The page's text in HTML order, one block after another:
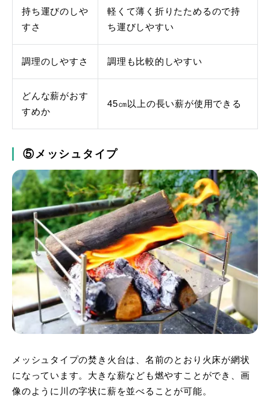
持ち運びのしや
すさ
軽くて薄く折りたためるので持
ち運びしやすい
調理のしやすさ 調理も比較的しやすい
どんな薪がおす
すめか
45㎝以上の長い薪が使用できる
⑤メッシュタイプ
メッシュタイプの焚き火台は、名前のとおり火床が網状
になっています。大きな薪なども燃やすことができ、画
像のように川の字状に薪を並べることが可能。